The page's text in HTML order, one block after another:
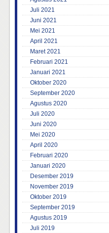
Juli 2021
Juni 2021
Mei 2021
April 2021
Maret 2021
Februari 2021
Januari 2021
Oktober 2020
September 2020
Agustus 2020
Juli 2020
Juni 2020
Mei 2020
April 2020
Februari 2020
Januari 2020
Desember 2019
November 2019
Oktober 2019
September 2019
Agustus 2019
Juli 2019